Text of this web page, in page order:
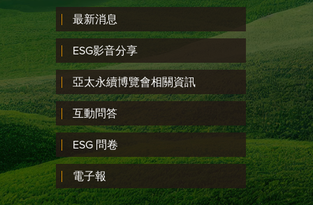
最新消息
ESG影音分享
亞太永續博覽會相關資訊
互動問答
ESG 問卷
電子報